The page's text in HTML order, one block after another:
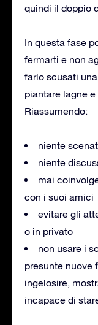
quindi il doppio
In questa fase
fermarti e non
farlo scusati
piantare lagne
Riassumendo:
niente
niente
mai
con i suoi amici
evitare gli
o in privato
non usare i
presunte nuove
ingelosire,
incapace di